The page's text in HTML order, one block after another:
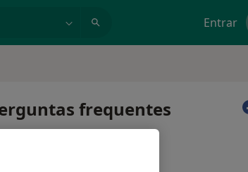
Entrar
frequentes